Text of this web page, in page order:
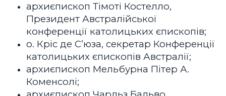
архиєпископ Тімоті Костелло,
Президент Австралійської
конференції католицьких єпископів;
о. Кріс де С’юза, секретар Конференції
католицьких єпископів Австралії;
архиєпископ Мельбурна Пітер А.
Коменсолі;